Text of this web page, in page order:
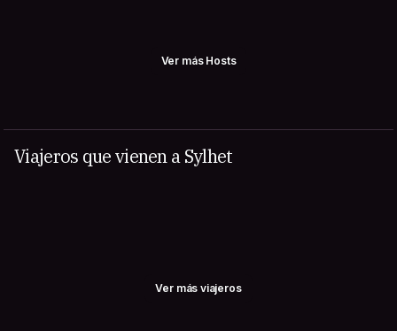
Ver más Hosts
Viajeros que vienen a Sylhet
Ver más viajeros